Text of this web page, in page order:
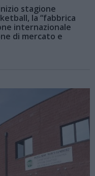
stagione
la “fabbrica
internazionale
di mercato e